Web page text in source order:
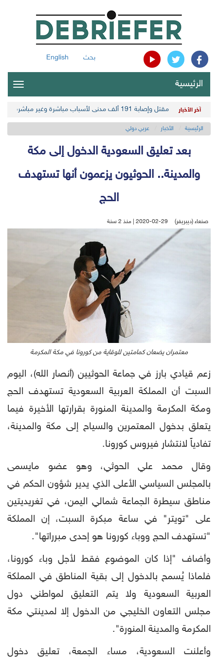
بحث English
الرئيسية
آخر الأخبار مقتل وإصابة 191 ألف مدني لأسباب مباشرة وغير مباشرة في أحدث حصيلة حوثية
الرئيسية الأخبار عربي دولي
بعد تعليق السعودية الدخول إلى مكة
والمدينة.. الحوثيون يزعمون أنها تستهدف
الحج
صنعاء (ديبريفر) 2020-02-29 | منذ 2 سنة
معتمران يضعان كمامتين للوقاية من كورونا في مكة المكرمة
زعم قيادي بارز في جماعة الحوثيين (أنصار الله)، اليوم
السبت أن المملكة العربية السعودية تستهدف الحج
ومكة المكرمة والمدينة المنورة بقرارتها الأخيرة فيما
يتعلق بدخول المعتمرين والسياح إلى مكة والمدينة،
تفادياً لانتشار فيروس كورونا.
وقال محمد علي الحوثي، وهو عضو مايسمى
بالمجلس السياسي الأعلى الذي يدير شؤون الحكم في
مناطق سيطرة الجماعة شمالي اليمن، في تغريديتين
على "تويتر" في ساعة مبكرة السبت، إن المملكة
"تستهدف الحج ووباء كورونا هو إحدى مبرراتها".
وأضاف "إذا كان الموضوع فقط لأجل وباء كورونا،
فلماذا يُسمح بالدخول إلى بقية المناطق في المملكة
العربية السعودية ولا يتم التعليق لمواطني دول
مجلس التعاون الخليجي من الدخول إلا لمدينتي مكة
المكرمة والمدينة المنورة".
وأعلنت السعودية، مساء الجمعة، تعليق دخول